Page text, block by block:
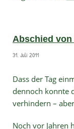
Abschied von
31. Juli 2011
Dass der Tag
dennoch konnte
verhindern –
Noch vor Jahren